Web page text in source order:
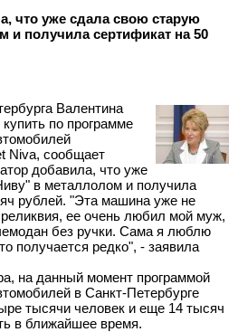
по программе
что уже сдала свою старую
и получила сертификат на 50
Валентина
купить по программе
Niva, сообщает
добавила, что уже
в металлолом и получила
рублей. "Эта машина уже не
ее очень любил мой муж,
без ручки. Сама я люблю
получается редко", - заявила
на данный момент программой
в Санкт-Петербурге
тысячи человек и еще 14 тысяч
в ближайшее время.